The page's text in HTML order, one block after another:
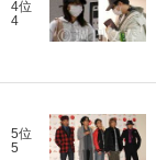
4位
4
5位
5